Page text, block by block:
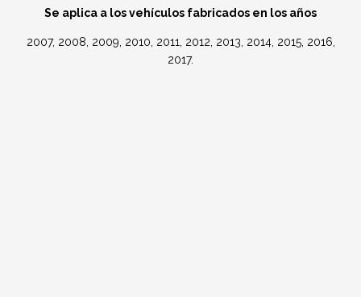
Se aplica a los vehículos fabricados en los años
2007, 2008, 2009, 2010, 2011, 2012, 2013, 2014, 2015, 2016,
2017.